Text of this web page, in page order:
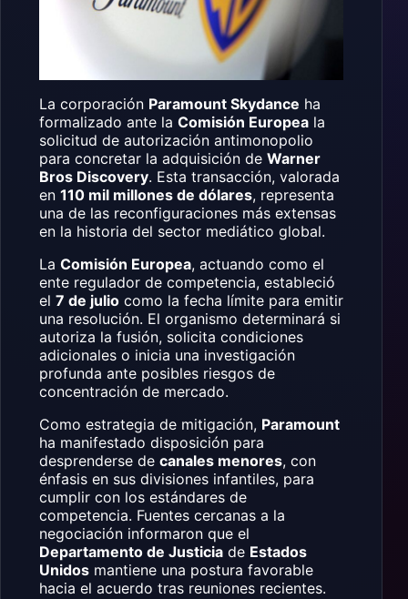
La corporación Paramount Skydance ha
formalizado ante la Comisión Europea la
solicitud de autorización antimonopolio
para concretar la adquisición de Warner
Bros Discovery. Esta transacción, valorada
en 110 mil millones de dólares, representa
una de las reconfiguraciones más extensas
en la historia del sector mediático global.
La Comisión Europea, actuando como el
ente regulador de competencia, estableció
el 7 de julio como la fecha límite para emitir
una resolución. El organismo determinará si
autoriza la fusión, solicita condiciones
adicionales o inicia una investigación
profunda ante posibles riesgos de
concentración de mercado.
Como estrategia de mitigación, Paramount
ha manifestado disposición para
desprenderse de canales menores, con
énfasis en sus divisiones infantiles, para
cumplir con los estándares de
competencia. Fuentes cercanas a la
negociación informaron que el
Departamento de Justicia de Estados
Unidos mantiene una postura favorable
hacia el acuerdo tras reuniones recientes.